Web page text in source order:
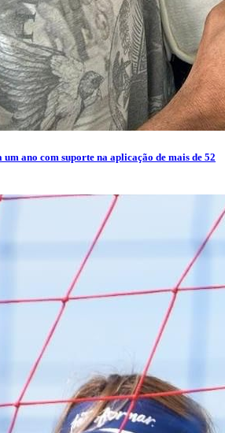
ano com suporte na aplicação de mais de 52